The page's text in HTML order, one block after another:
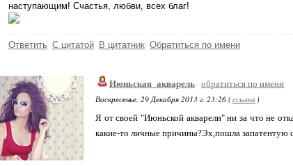
наступающим! Счастья, любви, всех благ!
Ответить С цитатой В цитатник Обратиться по имени
Июньская_акварель обратиться по имени
Воскресенье, 29 Декабря 2013 г. 23:26 (ссылка )
Я от своей "Июньской акварели" ни за что не
какие-то личные причины?Эх,пошла запатентую